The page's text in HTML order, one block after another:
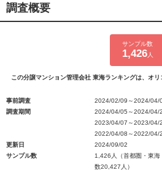
調査概要
サンプル数
1,426人
この分譲マンション管理会社 東海ランキングは、オリ
事前調査
2024/02/09～2024/04/
調査期間
2024/04/05～2024/04/
2023/04/07～2023/04/
2022/04/08～2022/04/
更新日
2024/09/02
サンプル数
1,426人（首都圏・東
数20,427人）